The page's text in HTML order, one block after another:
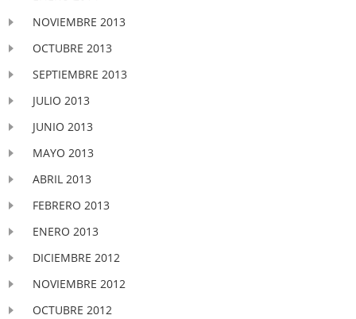
NOVIEMBRE 2013
OCTUBRE 2013
SEPTIEMBRE 2013
JULIO 2013
JUNIO 2013
MAYO 2013
ABRIL 2013
FEBRERO 2013
ENERO 2013
DICIEMBRE 2012
NOVIEMBRE 2012
OCTUBRE 2012